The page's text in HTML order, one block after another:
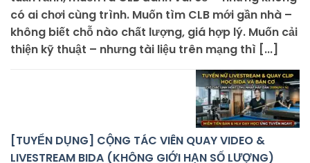
có ai chơi cùng trình. Muốn tìm CLB mới gần nhà –
không biết chỗ nào chất lượng, giá hợp lý. Muốn cải
thiện kỹ thuật – nhưng tài liệu trên mạng thì [...]
[TUYỂN DỤNG] CỘNG TÁC VIÊN QUAY VIDEO &
LIVESTREAM BIDA (KHÔNG GIỚI HẠN SỐ LƯỢNG)